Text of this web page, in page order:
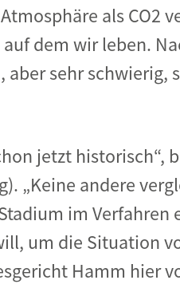
als CO2
dem wir leben.
sehr schwierig,
jetzt historisch“,
„Keine andere
im Verfahren
um die Situation
Hamm hier